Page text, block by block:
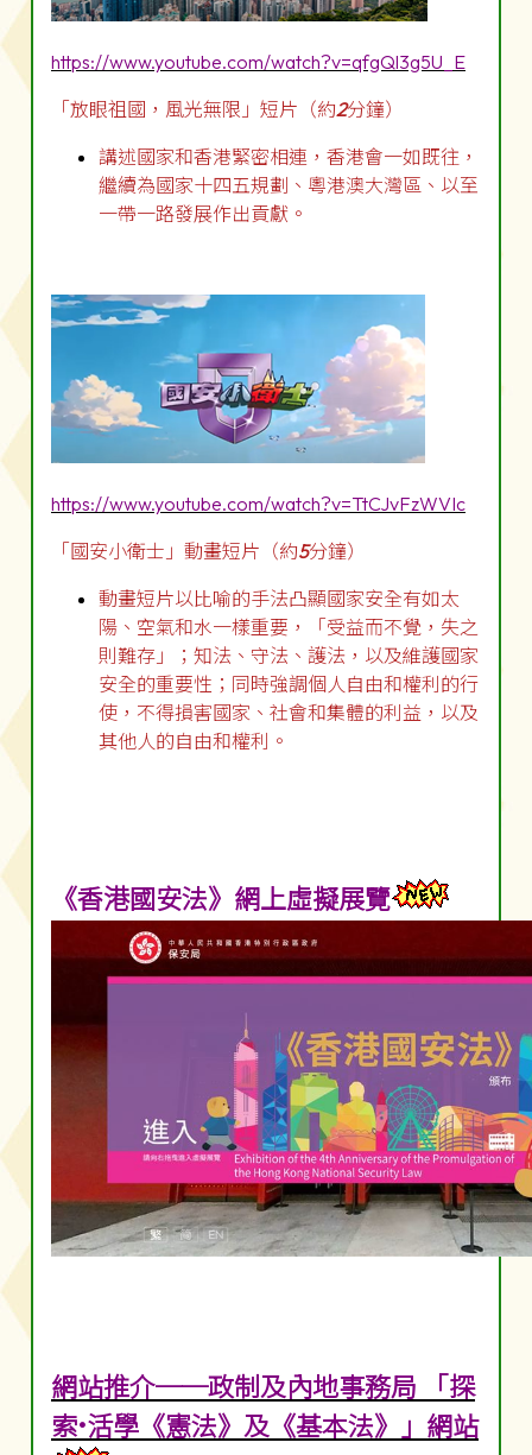
https://www.youtube.com/watch?v=qfgQl3g5U_E
「放眼祖國，風光無限」短片（約2分鐘）
講述國家和香港緊密相連，香港會一如既往，
繼續為國家十四五規劃、粵港澳大灣區、以至
一帶一路發展作出貢獻。
https://www.youtube.com/watch?v=TtCJvFzWVIc
「國安小衛士」動畫短片（約5分鐘）
動畫短片以比喻的手法凸顯國家安全有如太
陽、空氣和水一樣重要，「受益而不覺，失之
則難存」；知法、守法、護法，以及維護國家
安全的重要性；同時強調個人自由和權利的行
使，不得損害國家、社會和集體的利益，以及
其他人的自由和權利。
《香港國安法》網上虛擬展覽
網站推介──政制及內地事務局 「探
索•活學《憲法》及《基本法》」網站